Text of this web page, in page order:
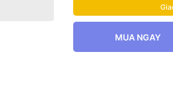
MUA NGAY
Chuẩn giao tiếp: trả giá trị điện áp Analog
Kích thước: 60 x 80mm